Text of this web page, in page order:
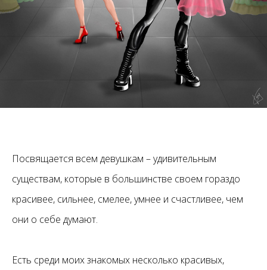
Посвящается всем девушкам – удивительным
существам, которые в большинстве своем гораздо
красивее, сильнее, смелее, умнее и счастливее, чем
они о себе думают.
Есть среди моих знакомых несколько красивых,